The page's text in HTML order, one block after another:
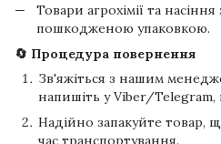
Товари агрохімії та
пошкодженою упаковкою.
🔄 Процедура повернення
Зв'яжіться з нашим
напишіть у Viber/Telegram,
Надійно запакуйте товар,